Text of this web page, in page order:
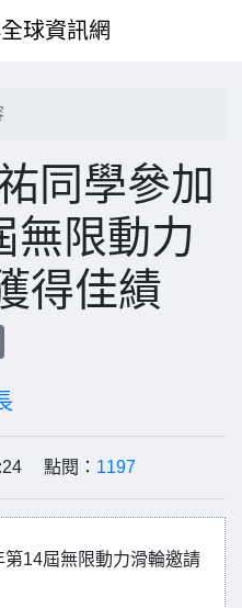
球資訊網
同學參加
無限動力
得佳績
點閱： 1197
14屆無限動力滑輪邀請